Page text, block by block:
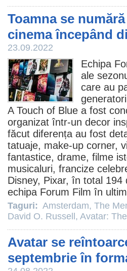
Toamna se
cinema începând
23.09.2022
Echipa
ale
care au
A Touch of Blue a fost
organizat într-un decor
făcut diferența au fost
tatuaje, make-up corner,
fantastice, drame, filme
musicaluri, francize
Disney, Pixar, în total
echipa Forum Film în
Taguri: Amsterdam, The
David O. Russell , Avatar:
Avatar se
septembrie în